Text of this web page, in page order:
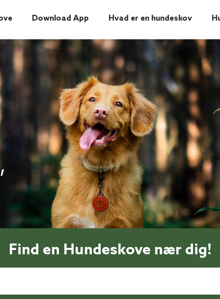
Download App Hvad er en hundeskov
Find en Hundeskove nær dig!